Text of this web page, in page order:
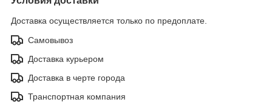
Доставка осуществляется только по предоплате.
Самовывоз
Доставка курьером
Доставка в черте города
Транспортная компания